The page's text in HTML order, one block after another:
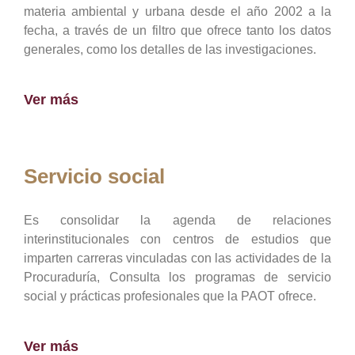
materia ambiental y urbana desde el año 2002 a la
fecha, a través de un filtro que ofrece tanto los datos
generales, como los detalles de las investigaciones.
Ver más
Servicio social
Es consolidar la agenda de relaciones
interinstitucionales con centros de estudios que
imparten carreras vinculadas con las actividades de la
Procuraduría, Consulta los programas de servicio
social y prácticas profesionales que la PAOT ofrece.
Ver más